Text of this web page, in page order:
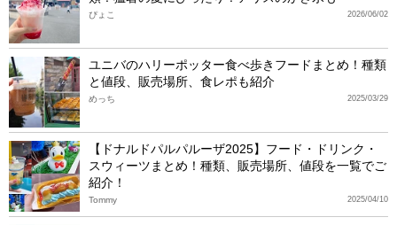
2026/06/02
ぴょこ
ユニバのハリーポッター食べ歩きフードまとめ！種類
と値段、販売場所、食レポも紹介
2025/03/29
めっち
【ドナルドパルパルーザ2025】フード・ドリンク・
スウィーツまとめ！種類、販売場所、値段を一覧でご
紹介！
2025/04/10
Tommy